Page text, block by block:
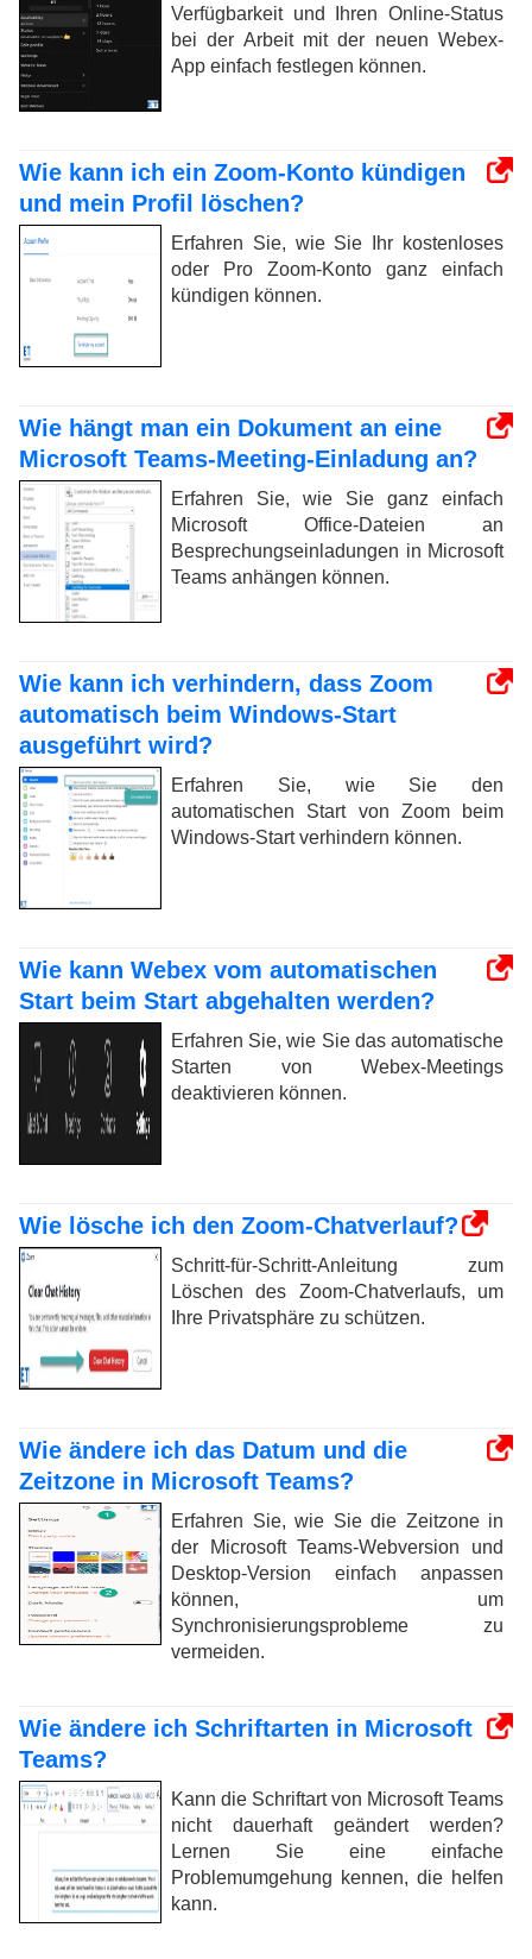
Verfügbarkeit und Ihren Online-Status
bei der Arbeit mit der neuen Webex-
App einfach festlegen können.
Wie kann ich ein Zoom-Konto kündigen
und mein Profil löschen?
Erfahren Sie, wie Sie Ihr kostenloses
oder Pro Zoom-Konto ganz einfach
kündigen können.
Wie hängt man ein Dokument an eine
Microsoft Teams-Meeting-Einladung an?
Erfahren Sie, wie Sie ganz einfach
Microsoft Office-Dateien an
Besprechungseinladungen in Microsoft
Teams anhängen können.
Wie kann ich verhindern, dass Zoom
automatisch beim Windows-Start
ausgeführt wird?
Erfahren Sie, wie Sie den
automatischen Start von Zoom beim
Windows-Start verhindern können.
Wie kann Webex vom automatischen
Start beim Start abgehalten werden?
Erfahren Sie, wie Sie das automatische
Starten von Webex-Meetings
deaktivieren können.
Wie lösche ich den Zoom-Chatverlauf?
Schritt-für-Schritt-Anleitung zum
Löschen des Zoom-Chatverlaufs, um
Ihre Privatsphäre zu schützen.
Wie ändere ich das Datum und die
Zeitzone in Microsoft Teams?
Erfahren Sie, wie Sie die Zeitzone in
der Microsoft Teams-Webversion und
Desktop-Version einfach anpassen
können, um
Synchronisierungsprobleme zu
vermeiden.
Wie ändere ich Schriftarten in Microsoft
Teams?
Kann die Schriftart von Microsoft Teams
nicht dauerhaft geändert werden?
Lernen Sie eine einfache
Problemumgehung kennen, die helfen
kann.